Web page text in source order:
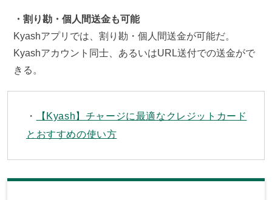
・割り勘・個人間送金も可能
Kyashアプリでは、割り勘・個人間送金が可能だ。
Kyashアカウント同士、あるいはURL送付での送金がで
きる。
【Kyash】チャージに最適なクレジットカード
とおすすめの使い方